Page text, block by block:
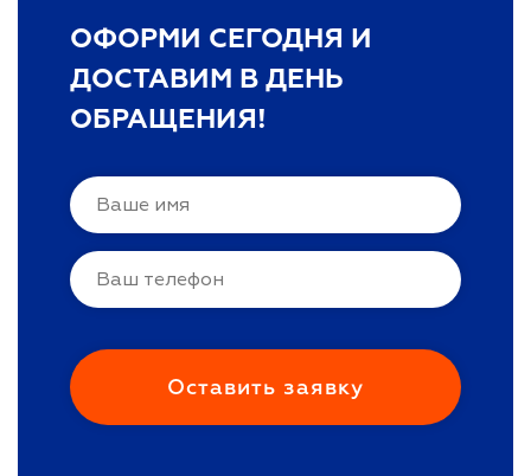
ОФОРМИ СЕГОДНЯ И
ДОСТАВИМ В ДЕНЬ
ОБРАЩЕНИЯ!